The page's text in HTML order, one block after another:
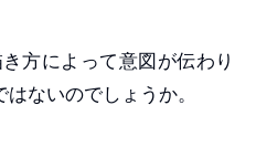
方によって意図が伝わり
ないのでしょうか。